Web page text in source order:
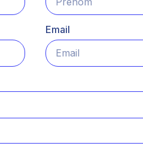
Email